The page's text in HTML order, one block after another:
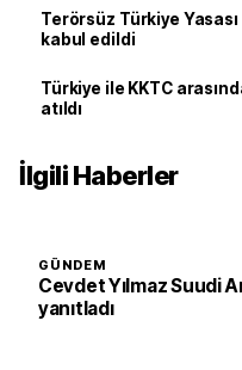
Terörsüz Türkiye
kabul edildi
Türkiye ile KKTC
atıldı
İlgili Haberler
GÜNDEM
Cevdet Yılmaz Suudi
yanıtladı